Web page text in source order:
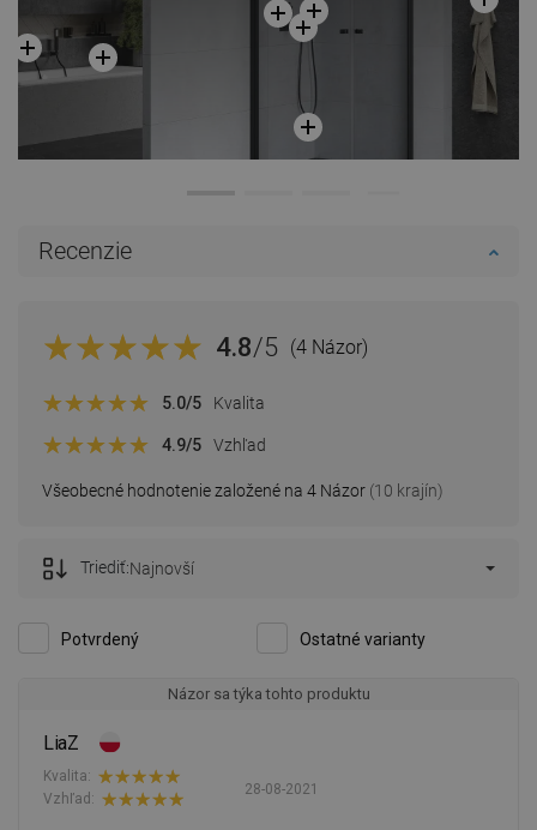
Recenzie
4.8/5 (4 Názor)
Všeobecné hodnotenie založené na 4 Názor (10 krajín)
5.0/5 Kvalita
4.9/5 Vzhľad
Potvrdený Ostatné varianty
Triediť:Najnovší
Názor sa týka tohto produktu
LiaZ
28-08-2021
Kvalita:
Vzhľad: